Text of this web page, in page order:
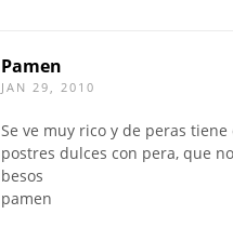
Pamen
JAN 29, 2010
Se ve muy rico y de peras
postres dulces con pera, que
besos
pamen